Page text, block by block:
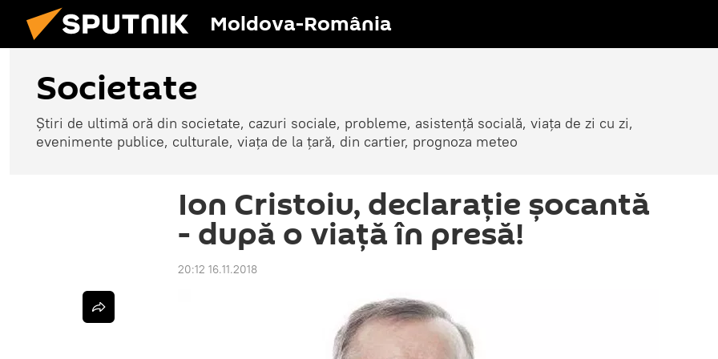
Moldova-România
Societate
Știri de ultimă oră din societate, cazuri sociale, probleme, asistență socială, viața de zi cu zi,
evenimente publice, culturale, viața de la țară, din cartier, prognoza meteo
Ion Cristoiu, declarație șocantă
- după o viață în presă!
20:12 16.11.2018